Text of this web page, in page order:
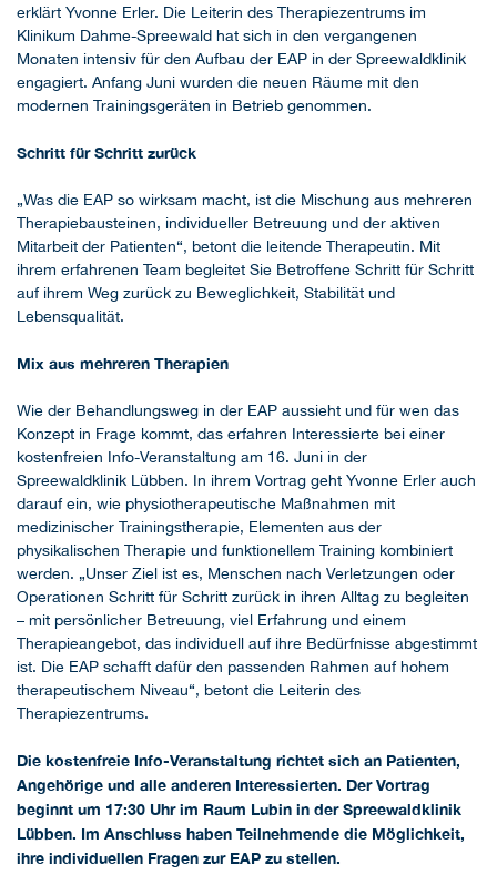
erklärt Yvonne Erler. Die Leiterin des Therapiezentrums im
Klinikum Dahme-Spreewald hat sich in den vergangenen
Monaten intensiv für den Aufbau der EAP in der Spreewaldklinik
engagiert. Anfang Juni wurden die neuen Räume mit den
modernen Trainingsgeräten in Betrieb genommen.
Schritt für Schritt zurück
„Was die EAP so wirksam macht, ist die Mischung aus mehreren
Therapiebausteinen, individueller Betreuung und der aktiven
Mitarbeit der Patienten“, betont die leitende Therapeutin. Mit
ihrem erfahrenen Team begleitet Sie Betroffene Schritt für Schritt
auf ihrem Weg zurück zu Beweglichkeit, Stabilität und
Lebensqualität.
Mix aus mehreren Therapien
Wie der Behandlungsweg in der EAP aussieht und für wen das
Konzept in Frage kommt, das erfahren Interessierte bei einer
kostenfreien Info-Veranstaltung am 16. Juni in der
Spreewaldklinik Lübben. In ihrem Vortrag geht Yvonne Erler auch
darauf ein, wie physiotherapeutische Maßnahmen mit
medizinischer Trainingstherapie, Elementen aus der
physikalischen Therapie und funktionellem Training kombiniert
werden. „Unser Ziel ist es, Menschen nach Verletzungen oder
Operationen Schritt für Schritt zurück in ihren Alltag zu begleiten
– mit persönlicher Betreuung, viel Erfahrung und einem
Therapieangebot, das individuell auf ihre Bedürfnisse abgestimmt
ist. Die EAP schafft dafür den passenden Rahmen auf hohem
therapeutischem Niveau“, betont die Leiterin des
Therapiezentrums.
Die kostenfreie Info-Veranstaltung richtet sich an Patienten,
Angehörige und alle anderen Interessierten. Der Vortrag
beginnt um 17:30 Uhr im Raum Lubin in der Spreewaldklinik
Lübben. Im Anschluss haben Teilnehmende die Möglichkeit,
ihre individuellen Fragen zur EAP zu stellen.